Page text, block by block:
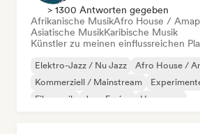
> 1300 Antworten gegeben
Afrikanische MusikAfro House /
Asiatische MusikKaribische Musik
Künstler zu meinen einflussreichen
Elektro-Jazz / Nu Jazz Afro House /
Kommerziell / Mainstream
Filmmusik
Jazz-Fusion Hyperpop